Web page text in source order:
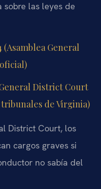
sobre las leyes de
(Asamblea General
District Court
de Virginia)
District Court, los
cargos graves si
no sabía del